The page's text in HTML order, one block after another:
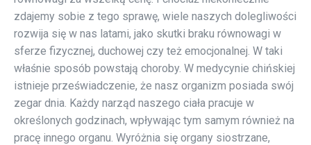
zdajemy sobie z tego sprawę, wiele naszych dolegliwości
rozwija się w nas latami, jako skutki braku równowagi w
sferze fizycznej, duchowej czy też emocjonalnej. W taki
właśnie sposób powstają choroby. W medycynie chińskiej
istnieje przeświadczenie, że nasz organizm posiada swój
zegar dnia. Każdy narząd naszego ciała pracuje w
określonych godzinach, wpływając tym samym również na
pracę innego organu. Wyróżnia się organy siostrzane,